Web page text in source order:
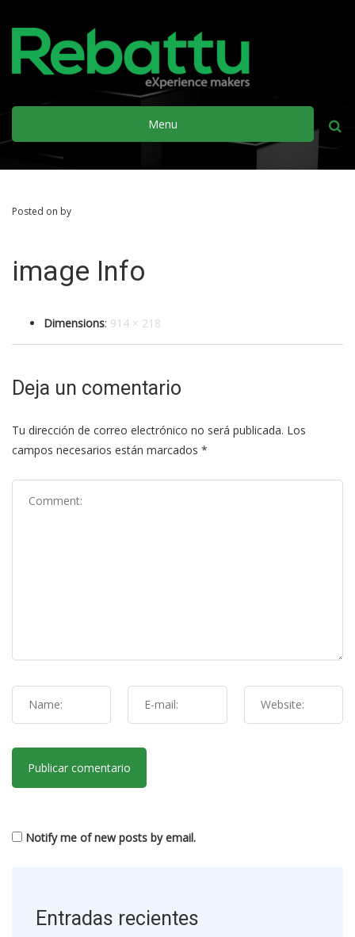
Menu
Posted on by
image Info
Dimensions: 914 × 218
Deja un comentario
Tu dirección de correo electrónico no será publicada. Los
campos necesarios están marcados *
Notify me of new posts by email.
Entradas recientes